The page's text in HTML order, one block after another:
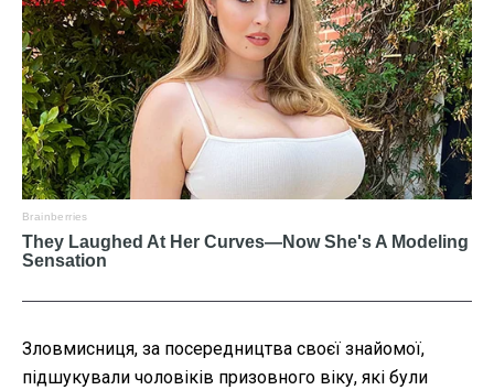
Зловмисниця, за посередництва своєї знайомої,
підшукували чоловіків призовного віку, які були